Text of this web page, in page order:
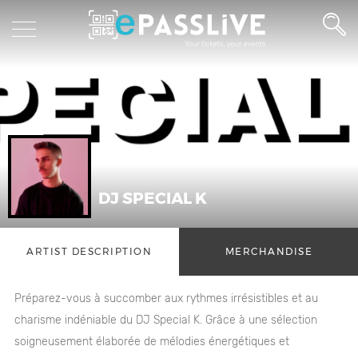
DJ SPECIAL K
ARTIST DESCRIPTION MERCHANDISE
Préparez-vous à succomber aux rythmes irrésistibles et au
charisme indéniable du DJ Special K. Grâce à une sélection
soigneusement élaborée de mélodies énergétiques et